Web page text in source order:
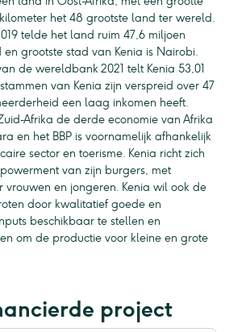
het 48 grootste land ter wereld.
telde het land ruim 47,6 miljoen
en grootste stad van Kenia is Nairobi.
de wereldbank 2021 telt Kenia 53,01
van Kenia zijn verspreid over 47
een laag inkomen heeft.
Afrika de derde economie van Afrika
en het BBP is voornamelijk afhankelijk
sector en toerisme. Kenia richt zich
van zijn burgers, met
en jongeren. Kenia wil ook de
door kwalitatief goede en
beschikbaar te stellen en
om de productie voor kleine en grote
project